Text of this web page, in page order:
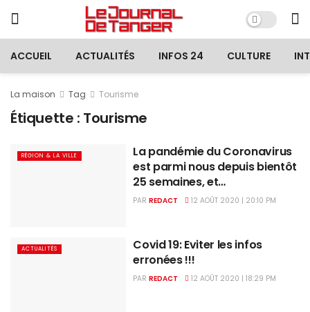
ACCUEIL ACTUALITÉS INFOS 24 CULTURE
La maison Tag Tourisme
Étiquette : Tourisme
RÉGION & LA VILLE
La pandémie du Coronavirus
est parmi nous depuis bientôt
25 semaines, et…
PAR REDACT 12 AOÛT 2020 | 20:10 PM
ACTUALITÉS
Covid 19: Eviter les infos
erronées !!!
PAR REDACT 12 AOÛT 2020 | 18:29 PM